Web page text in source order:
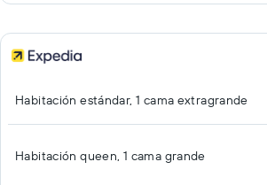
Habitación estándar, 1 cama extragrande
Habitación queen, 1 cama grande